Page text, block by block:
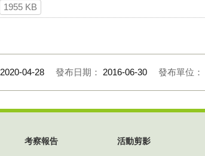
1955 KB
2020-04-28 發布日期： 2016-06-30 發布單位：
考察報告 活動剪影